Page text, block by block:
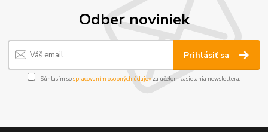
Odber noviniek
Prihlásiť sa
Súhlasím sospracovaním osobných údajov za účelom zasielania newslettera.